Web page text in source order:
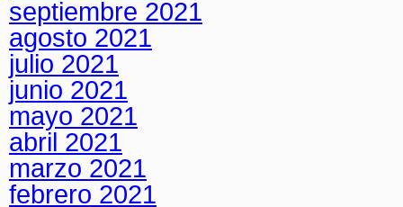
septiembre 2021
agosto 2021
julio 2021
junio 2021
mayo 2021
abril 2021
marzo 2021
febrero 2021